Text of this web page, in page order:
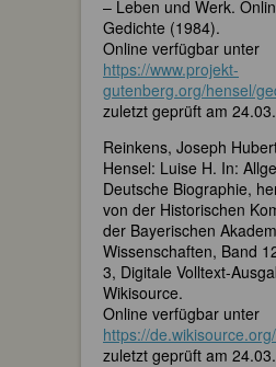
– Leben und Werk.
Gedichte (1984).
Online verfügbar unter
https://www.projekt-
gutenberg.org/hensel/
zuletzt geprüft am
Reinkens, Joseph
Hensel: Luise H. In:
Deutsche Biographie,
von der Historischen
der Bayerischen
Wissenschaften, Band
3, Digitale Volltext-
Wikisource.
Online verfügbar unter
https://
zuletzt geprüft am